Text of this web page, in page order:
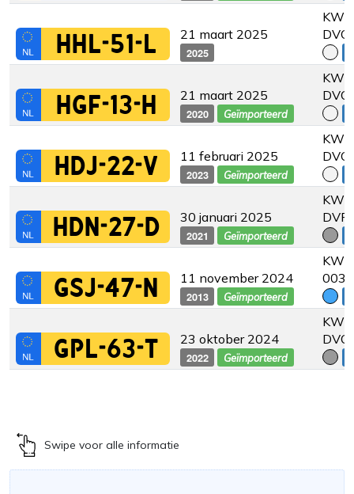
HHL-51-L 21 maart 2025
2025
KW
HGF-13-H 21 maart 2025
2020 Geïmporteerd
KW
HDJ-22-V 11 februari 2025
2023 Geïmporteerd
KW
HDN-27-D 30 januari 2025
2021 Geïmporteerd
KW
GSJ-47-N 11 november 2024
2013 Geïmporteerd
003
GPL-63-T 23 oktober 2024
2022 Geïmporteerd
KW
Swipe voor alle informatie